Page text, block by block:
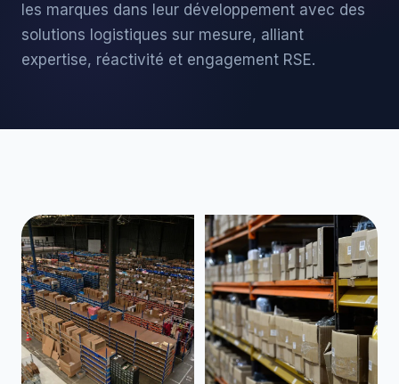
les marques dans leur développement avec des
solutions logistiques sur mesure, alliant
expertise, réactivité et engagement RSE.